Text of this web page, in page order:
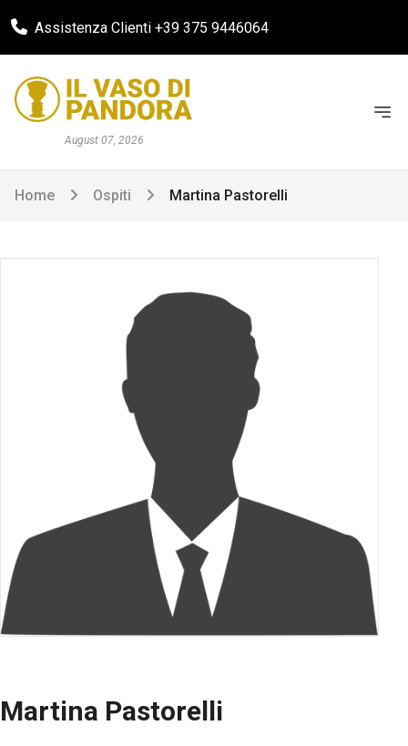
Assistenza Clienti +39 375 9446064
August 07, 2026
Home Ospiti Martina Pastorelli
Martina Pastorelli